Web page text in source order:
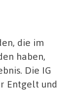
die im
haben,
Die IG
Entgelt und